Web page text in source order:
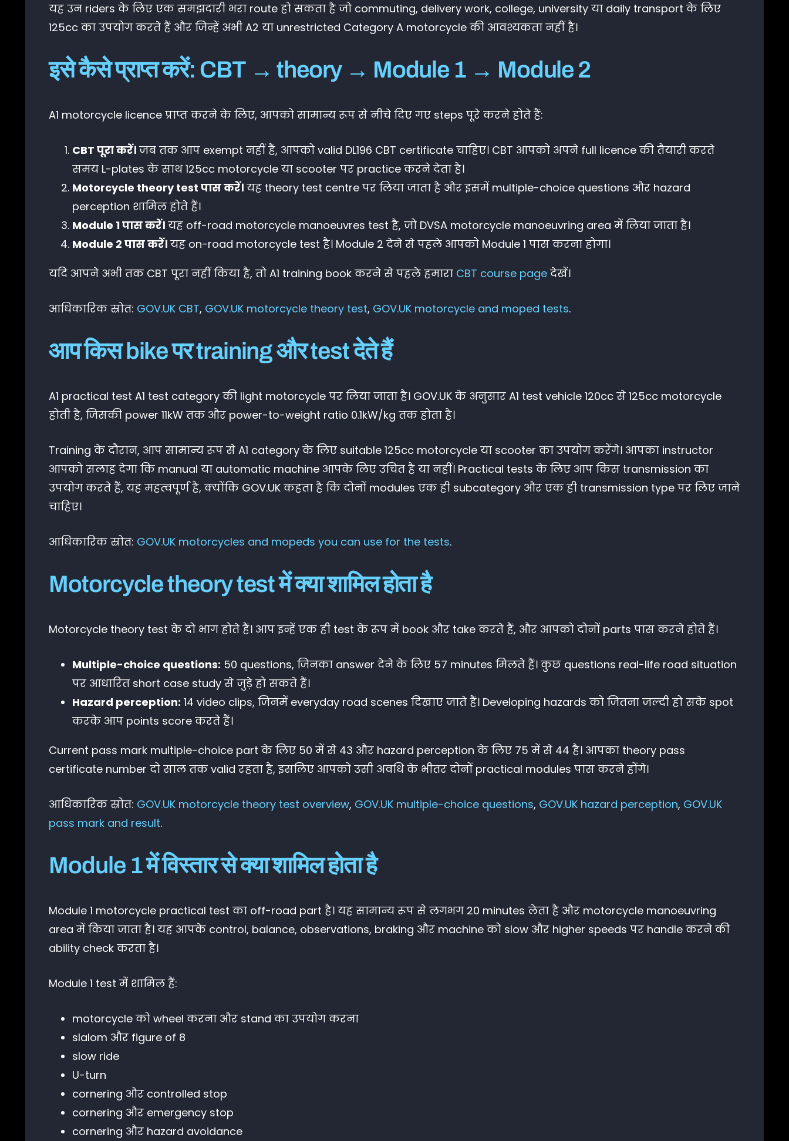
यह उन riders के लिए एक समझदारी भरा route हो सकता है जो commuting, delivery work, college, university या daily transport के लिए
125cc का उपयोग करते हैं और जिन्हें अभी A2 या unrestricted Category A motorcycle की आवश्यकता नहीं है।
इसे कैसे प्राप्त करें: CBT → theory → Module 1 → Module 2
A1 motorcycle licence प्राप्त करने के लिए, आपको सामान्य रूप से नीचे दिए गए steps पूरे करने होते हैं:
CBT पूरा करें। जब तक आप exempt नहीं हैं, आपको valid DL196 CBT certificate चाहिए। CBT आपको अपने full licence की तैयारी करते
समय L-plates के साथ 125cc motorcycle या scooter पर practice करने देता है।
Motorcycle theory test पास करें। यह theory test centre पर लिया जाता है और इसमें multiple-choice questions और hazard
perception शामिल होते हैं।
Module 1 पास करें। यह off-road motorcycle manoeuvres test है, जो DVSA motorcycle manoeuvring area में लिया जाता है।
Module 2 पास करें। यह on-road motorcycle test है। Module 2 देने से पहले आपको Module 1 पास करना होगा।
यदि आपने अभी तक CBT पूरा नहीं किया है, तो A1 training book करने से पहले हमारा CBT course page देखें।
आधिकारिक स्रोत: GOV.UK CBT, GOV.UK motorcycle theory test, GOV.UK motorcycle and moped tests.
आप किस bike पर training और test देते हैं
A1 practical test A1 test category की light motorcycle पर लिया जाता है। GOV.UK के अनुसार A1 test vehicle 120cc से 125cc motorcycle
होती है, जिसकी power 11kW तक और power-to-weight ratio 0.1kW/kg तक होता है।
Training के दौरान, आप सामान्य रूप से A1 category के लिए suitable 125cc motorcycle या scooter का उपयोग करेंगे। आपका instructor
आपको सलाह देगा कि manual या automatic machine आपके लिए उचित है या नहीं। Practical tests के लिए आप किस transmission का
उपयोग करते हैं, यह महत्वपूर्ण है, क्योंकि GOV.UK कहता है कि दोनों modules एक ही subcategory और एक ही transmission type पर लिए जाने
चाहिए।
आधिकारिक स्रोत: GOV.UK motorcycles and mopeds you can use for the tests.
Motorcycle theory test में क्या शामिल होता है
Motorcycle theory test के दो भाग होते हैं। आप इन्हें एक ही test के रूप में book और take करते हैं, और आपको दोनों parts पास करने होते हैं।
Multiple-choice questions: 50 questions, जिनका answer देने के लिए 57 minutes मिलते हैं। कुछ questions real-life road situation
पर आधारित short case study से जुड़े हो सकते हैं।
Hazard perception: 14 video clips, जिनमें everyday road scenes दिखाए जाते हैं। Developing hazards को जितना जल्दी हो सके spot
करके आप points score करते हैं।
Current pass mark multiple-choice part के लिए 50 में से 43 और hazard perception के लिए 75 में से 44 है। आपका theory pass
certificate number दो साल तक valid रहता है, इसलिए आपको उसी अवधि के भीतर दोनों practical modules पास करने होंगे।
आधिकारिक स्रोत: GOV.UK motorcycle theory test overview, GOV.UK multiple-choice questions, GOV.UK hazard perception, GOV.UK
pass mark and result.
Module 1 में विस्तार से क्या शामिल होता है
Module 1 motorcycle practical test का off-road part है। यह सामान्य रूप से लगभग 20 minutes लेता है और motorcycle manoeuvring
area में किया जाता है। यह आपके control, balance, observations, braking और machine को slow और higher speeds पर handle करने की
ability check करता है।
Module 1 test में शामिल हैं:
motorcycle को wheel करना और stand का उपयोग करना
slalom और figure of 8
slow ride
U-turn
cornering और controlled stop
cornering और emergency stop
cornering और hazard avoidance